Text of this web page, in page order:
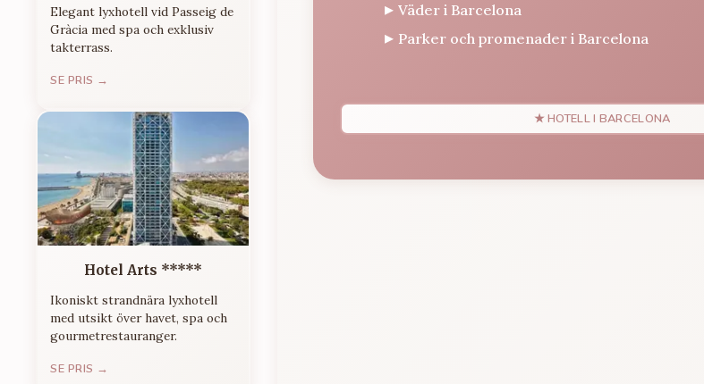
Elegant lyxhotell vid Passeig de
Gràcia med spa och exklusiv
takterrass.
SE PRIS →
Hotel Arts *****
Ikoniskt strandnära lyxhotell
med utsikt över havet, spa och
gourmetrestauranger.
SE PRIS →
▸ Väder i Barcelona
▸ Parker och promenader i Barcelona
★ HOTELL I BARCELONA